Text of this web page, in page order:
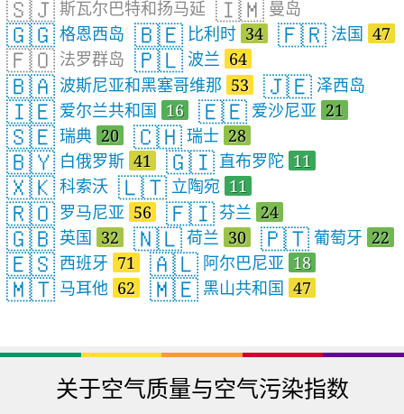
🇸🇯 斯瓦尔巴特和扬马延 🇮🇲 曼岛
🇬🇬 格恩西岛 🇧🇪 比利时 34 🇫🇷 法国 47
🇫🇴 法罗群岛 🇵🇱 波兰 64
🇧🇦 波斯尼亚和黑塞哥维那 53 🇯🇪 泽西岛
🇮🇪 爱尔兰共和国 16 🇪🇪 爱沙尼亚 21
🇸🇪 瑞典 20 🇨🇭 瑞士 28
🇧🇾 白俄罗斯 41 🇬🇮 直布罗陀 11
🇽🇰 科索沃 🇱🇹 立陶宛 11
🇷🇴 罗马尼亚 56 🇫🇮 芬兰 24
🇬🇧 英国 32 🇳🇱 荷兰 30 🇵🇹 葡萄牙 22
🇪🇸 西班牙 71 🇦🇱 阿尔巴尼亚 18
🇲🇹 马耳他 62 🇲🇪 黑山共和国 47
关于空气质量与空气污染指数